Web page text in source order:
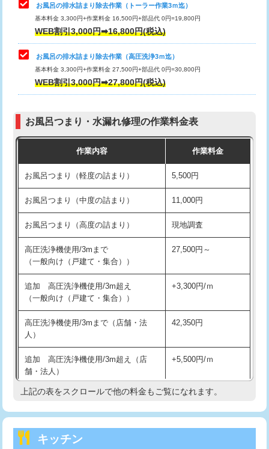
タンクレストイレ脱着 33,000円
小便器トイレ脱着
その他部品の脱着 8,800円～
交換・取付（タンク）
交換・取付（普通便座） 11,000円+材料費
交換・取付（温水洗浄便座） 16,500円+材料費
交換・取付(単水栓（壁付・デッキ
式）)
13,200円+材料費
交換・取付(混合水栓（壁付・デッキ
式・ワンホール）)
16,500円+材料費
交換・取付(排水栓・排水トラップ
（P/S/ポップアップ））
22,000円+材料費
交換・取付（その他部品） 11,000円+材料費
持込商品取付（単水栓） 13,200円
持込商品取付（混合水栓）
持込商品取付（浄水器・分岐水栓） 16,500円
持込商品取付（温水洗浄便座） 22,000円
持込商品取付（普通便座⇔温水洗浄便
22,000円
給水管工事※（ホール加工)
お風呂の排水詰まり除去作業（トーラー作業3ｍ迄）
基本料金 3,300円+作業料金 16,500円+部品代 0円=19,800円
WEB割引3,000円➡16,800円(税込)
お風呂の排水詰まり除去作業（高圧洗浄3ｍ迄）
基本料金 3,300円+作業料金 27,500円+部品代 0円=30,800円
WEB割引3,000円➡27,800円(税込)
お風呂つまり・水漏れ修理の作業料金表
作業内容 作業料金
お風呂つまり（軽度の詰まり） 5,500円
お風呂つまり（中度の詰まり） 11,000円
お風呂つまり（高度の詰まり） 現地調査
高圧洗浄機使用/3mまで
（一般向け（戸建て・集合））
27,500円～
追加 高圧洗浄機使用/3m超え
（一般向け（戸建て・集合））
+3,300円/ｍ
高圧洗浄機使用/3mまで（店舗・法
人）
42,350円
追加 高圧洗浄機使用/3m超え（店
舗・法人）
+5,500円/ｍ
高度高圧洗浄換 現地調査
トーラー機使用/3mまで
上記の表をスクロールで他の料金もご覧になれます。
キッチン